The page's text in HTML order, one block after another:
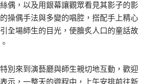
偶，以及用銀幕讓觀眾看見其影子的影
操偶手法與多變的唱腔，搭配手上精心
全場師生的目光，使膾炙人口的童話故
別來到演藝廳與師生親切地互動，歡迎
示，一整天的遊程中，上午安排前往新